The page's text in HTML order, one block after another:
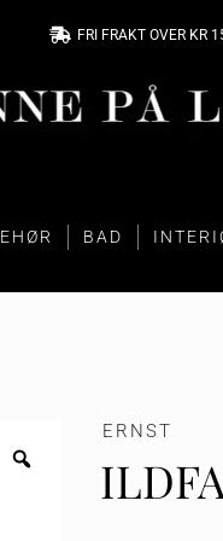
FRI FRAKT OVER KR
BAD
ERNST